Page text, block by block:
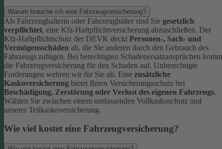
Warum brauche ich eine Fahrzeugversicherung?
Als Fahrzeughalterin oder Fahrzeughalter sind Sie gesetzlich
verpflichtet, eine Kfz-Haftpflichtversicherung abzuschließen. Der
Kfz-Haftpflichtschutz der DEVK deckt Personen-, Sach- und
Vermögensschäden ab, die Sie anderen durch den Gebrauch des
Fahrzeugs zufügen. Bei berechtigten Schadenersatzansprüchen
die Fahrzeugversicherung für den Schaden auf. Unberechtigte
Forderungen wehren wir für Sie ab. Eine zusätzliche
Kaskoversicherung bietet Ihnen Versicherungsschutz bei
Beschädigung, Zerstörung oder Verlust des eigenen Fahrzeugs.
Wählen Sie zwischen einem umfassenden Vollkaskoschutz und
unserer Teilkaskoversicherung.
Wie viel kostet eine Fahrzeugversicherung?